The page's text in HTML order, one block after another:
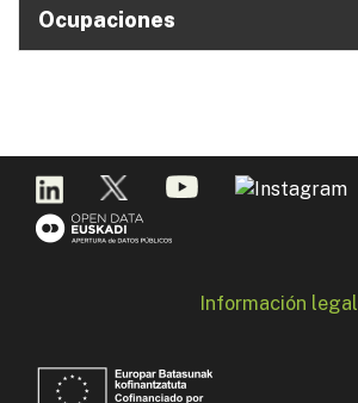
Ocupaciones
Información legal